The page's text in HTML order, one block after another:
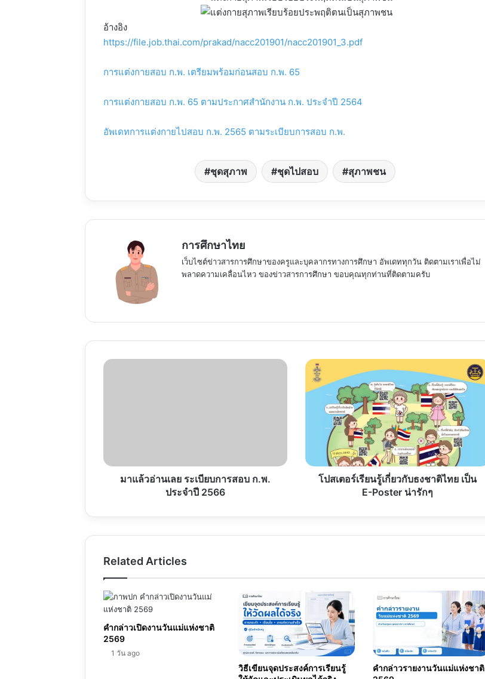
อ้างอิง
https://file.job.thai.com/prakad/nacc201901/nacc201901_3.pdf
การแต่งกายสอบ ก.พ. เตรียมพร้อมก่อนสอบ ก.พ. 65
การแต่งกายสอบ ก.พ. 65 ตามประกาศสำนักงาน ก.พ. ประจำปี 2564
อัพเดทการแต่งกายไปสอบ ก.พ. 2565 ตามระเบียบการสอบ ก.พ.
ชุดสุภาพ ชุดไปสอบ สุภาพชน
การศึกษาไทย
เว็บไซต์ข่าวสารการศึกษาของครูและบุคลากรทางการศึกษา อัพเดททุกวัน ติดตามเราเพื่อไม่
พลาดความเคลื่อนไหว ของข่าวสารการศึกษา ขอบคุณทุกท่านที่ติดตามครับ
มา
ประจำ
มาแล้วอ่านเลย ระเบียบการสอบ ก.พ.
ประจำปี 2566
โปสเตอร์
เรียน
รู้
ธงชาติ
ไทย เป็น
Poster
โปสเตอร์เรียนรู้เกี่ยวกับธงชาติไทย เป็น
E-Poster น่ารักๆ
Related Articles
คำกล่าวเปิดงานวันแม่แห่งชาติ
2569
1 วัน ago
วิธีเขียนจุดประสงค์การเรียนรู้
คำกล่าวรายงานวันแม่แห่งชาติ